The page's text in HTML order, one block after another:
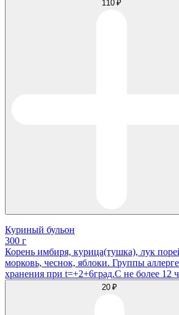
110 ₽
Куриный бульон
300 г
Корень имбиря, курица(тушка), лук
морковь, чеснок, яблоки. Группы
хранения при t=+2+6град.С не более 12 ч
20 ₽